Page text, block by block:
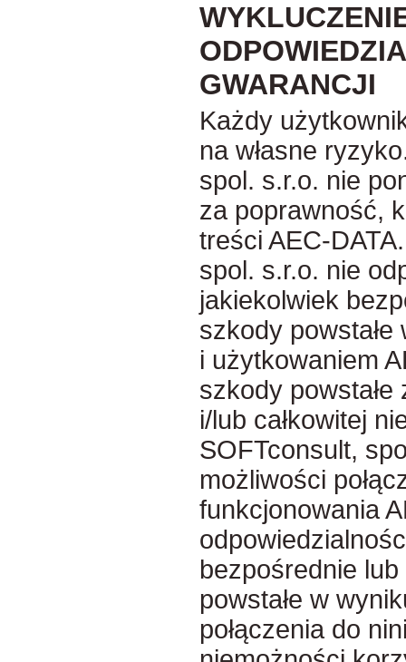
GWARANCJI
Każdy
na własne
spol. s.r.o. nie
za poprawność,
treści AEC-
spol. s.r.o. nie
jakiekolwiek
szkody powstałe
i użytkowaniem
szkody
i/lub całkowitej
SOFTconsult,
możliwości
funkcjonowania
bezpośrednie
powstałe w
połączenia do